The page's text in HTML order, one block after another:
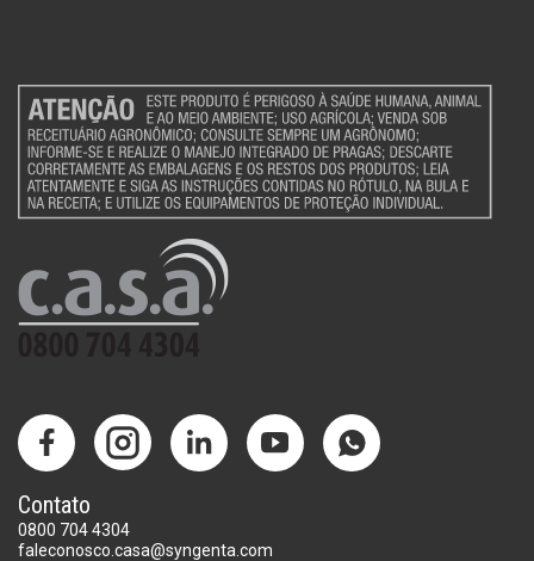
Contato
0800 704 4304
faleconosco.casa@syngenta.com